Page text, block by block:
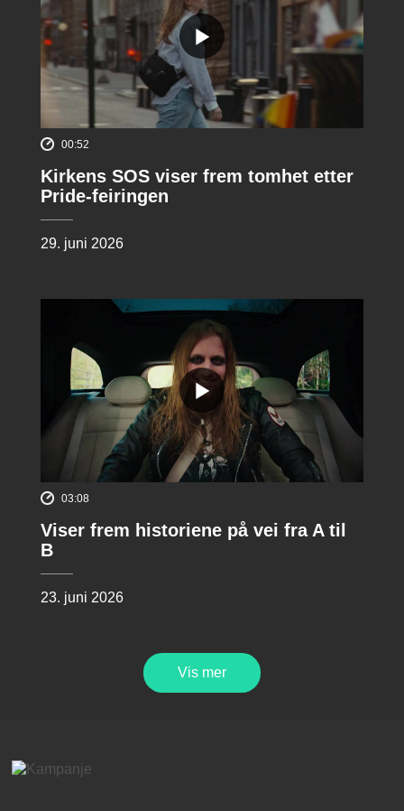
00:52
Kirkens SOS viser frem tomhet etter
Pride-feiringen
29. juni 2026
03:08
Viser frem historiene på vei fra A til
B
23. juni 2026
Vis mer